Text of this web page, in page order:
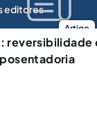
Artigo
editores
reversibilidade